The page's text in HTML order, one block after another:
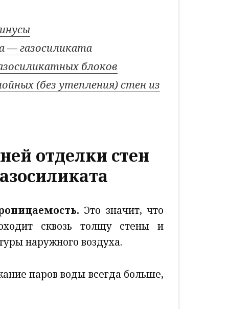
— газосиликата
блоков
(без утепления) стен из
отделки стен
Это значит, что
сквозь толщу стены и
наружного воздуха.
паров воды всегда больше,